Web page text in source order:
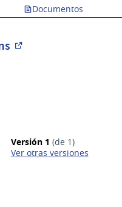
Documentos
(Abrir en una
Versión 1 (de 1)
ver otras versiones